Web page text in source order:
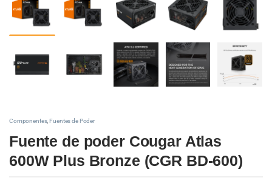
Componentes, Fuentes de Poder
Fuente de poder Cougar Atlas
600W Plus Bronze (CGR BD-600)